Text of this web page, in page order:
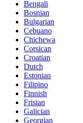
Bengali
Bosnian
Bulgarian
Cebuano
Chichewa
Corsican
Croatian
Dutch
Estonian
Filipino
Finnish
Frisian
Galician
Georgian